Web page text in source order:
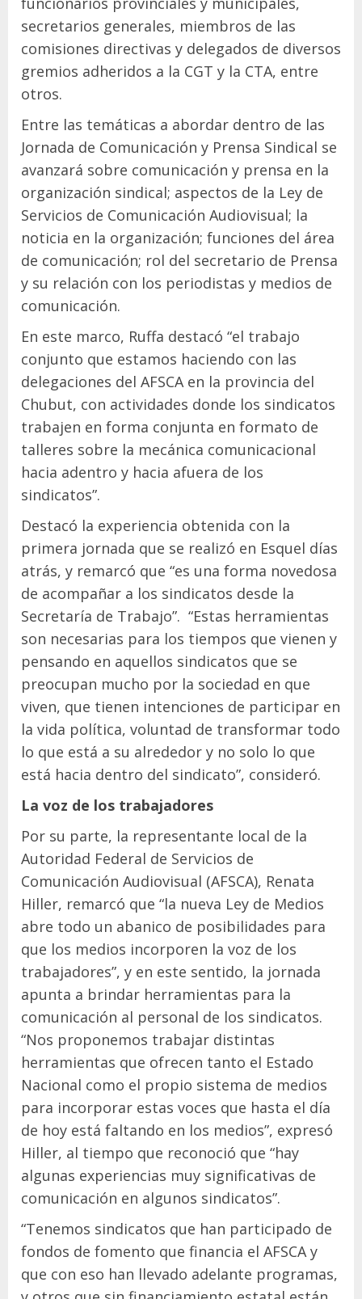
secretarios generales, miembros de las
comisiones directivas y delegados de diversos
gremios adheridos a la CGT y la CTA, entre
otros.
Entre las temáticas a abordar dentro de las
Jornada de Comunicación y Prensa Sindical se
avanzará sobre comunicación y prensa en la
organización sindical; aspectos de la Ley de
Servicios de Comunicación Audiovisual; la
noticia en la organización; funciones del área
de comunicación; rol del secretario de Prensa
y su relación con los periodistas y medios de
comunicación.
En este marco, Ruffa destacó “el trabajo
conjunto que estamos haciendo con las
delegaciones del AFSCA en la provincia del
Chubut, con actividades donde los sindicatos
trabajen en forma conjunta en formato de
talleres sobre la mecánica comunicacional
hacia adentro y hacia afuera de los
sindicatos”.
Destacó la experiencia obtenida con la
primera jornada que se realizó en Esquel días
atrás, y remarcó que “es una forma novedosa
de acompañar a los sindicatos desde la
Secretaría de Trabajo”. “Estas herramientas
son necesarias para los tiempos que vienen y
pensando en aquellos sindicatos que se
preocupan mucho por la sociedad en que
viven, que tienen intenciones de participar en
la vida política, voluntad de transformar todo
lo que está a su alrededor y no solo lo que
está hacia dentro del sindicato”, consideró.
La voz de los trabajadores
Por su parte, la representante local de la
Autoridad Federal de Servicios de
Comunicación Audiovisual (AFSCA), Renata
Hiller, remarcó que “la nueva Ley de Medios
abre todo un abanico de posibilidades para
que los medios incorporen la voz de los
trabajadores”, y en este sentido, la jornada
apunta a brindar herramientas para la
comunicación al personal de los sindicatos.
“Nos proponemos trabajar distintas
herramientas que ofrecen tanto el Estado
Nacional como el propio sistema de medios
para incorporar estas voces que hasta el día
de hoy está faltando en los medios”, expresó
Hiller, al tiempo que reconoció que “hay
algunas experiencias muy significativas de
comunicación en algunos sindicatos”.
“Tenemos sindicatos que han participado de
fondos de fomento que financia el AFSCA y
que con eso han llevado adelante programas,